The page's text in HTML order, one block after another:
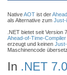
NativeAOT ist der
als Alternative zum Just-
.NET bietet seit
Ahead-of-Time-Compiler
erzeugt und keinen
Maschinencode
In .NET 7.0